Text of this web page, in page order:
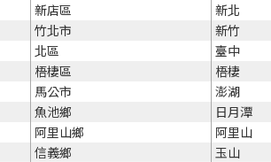
新店區
新北
竹北市
新竹
北區
臺中
梧棲區
梧棲
馬公市
澎湖
魚池鄉
日月潭
阿里山鄉
阿里山
信義鄉 玉山